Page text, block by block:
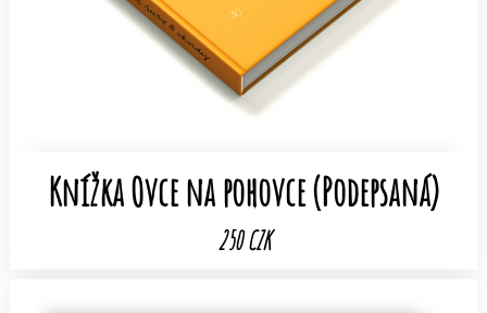
Knížka Ovce na pohovce (Podepsaná)
250 CZK